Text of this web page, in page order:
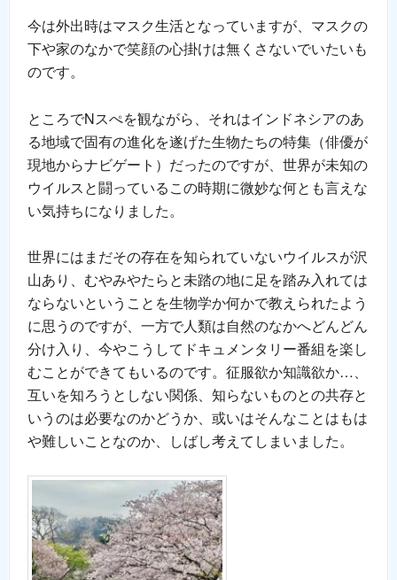
今は外出時はマスク生活となっていますが、マスクの
下や家のなかで笑顔の心掛けは無くさないでいたいも
のです。
ところでNスぺを観ながら、それはインドネシアのあ
る地域で固有の進化を遂げた生物たちの特集（俳優が
現地からナビゲート）だったのですが、世界が未知の
ウイルスと闘っているこの時期に微妙な何とも言えな
い気持ちになりました。
世界にはまだその存在を知られていないウイルスが沢
山あり、むやみやたらと未踏の地に足を踏み入れては
ならないということを生物学か何かで教えられたよう
に思うのですが、一方で人類は自然のなかへどんどん
分け入り、今やこうしてドキュメンタリー番組を楽し
むことができてもいるのです。征服欲か知識欲か…、
互いを知ろうとしない関係、知らないものとの共存と
いうのは必要なのかどうか、或いはそんなことはもは
や難しいことなのか、しばし考えてしまいました。